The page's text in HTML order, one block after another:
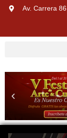
Av. Carrera